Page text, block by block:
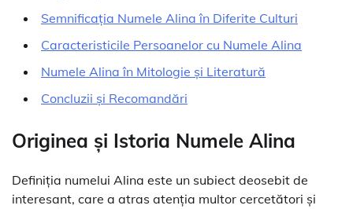
Semnificația Numele Alina în Diferite Culturi
Caracteristicile Persoanelor cu Numele Alina
Numele Alina în Mitologie și Literatură
Concluzii și Recomandări
Originea și Istoria Numele Alina
Definiția numelui Alina este un subiect deosebit de
interesant, care a atras atenția multor cercetători și